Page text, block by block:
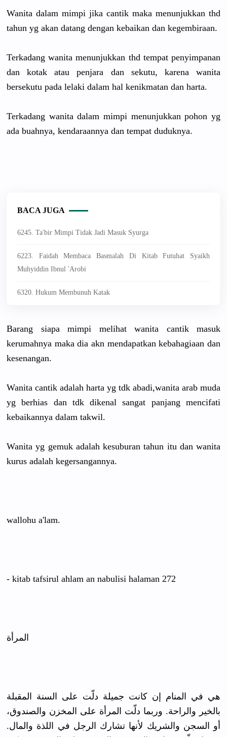
Wanita dalam mimpi jika cantik maka menunjukkan thd
tahun yg akan datang dengan kebaikan dan kegembiraan.
Terkadang wanita menunjukkan thd tempat penyimpanan
dan kotak atau penjara dan sekutu, karena wanita
bersekutu pada lelaki dalam hal kenikmatan dan harta.
Terkadang wanita dalam mimpi menunjukkan pohon yg
ada buahnya, kendaraannya dan tempat duduknya.
BACA JUGA
6245. Ta'bir Mimpi Tidak Jadi Masuk Syurga
6223. Faidah Membaca Basmalah Di Kitab Futuhat Syaikh
Muhyiddin Ibnul 'Arobi
6320. Hukum Membunuh Katak
Barang siapa mimpi melihat wanita cantik masuk
kerumahnya maka dia akn mendapatkan kebahagiaan dan
kesenangan.
Wanita cantik adalah harta yg tdk abadi,wanita arab muda
yg berhias dan tdk dikenal sangat panjang mencifati
kebaikannya dalam takwil.
Wanita yg gemuk adalah kesuburan tahun itu dan wanita
kurus adalah kegersangannya.
wallohu a'lam.
- kitab tafsirul ahlam an nabulisi halaman 272
المرأة
هي في المنام إن كانت جميلة دلّت على السنة المقبلة
بالخير والراحة. وربما دلّت المرأة على المخزن والصندوق،
أو السجن والشريك لأنها تشارك الرجل في اللذة والمال.